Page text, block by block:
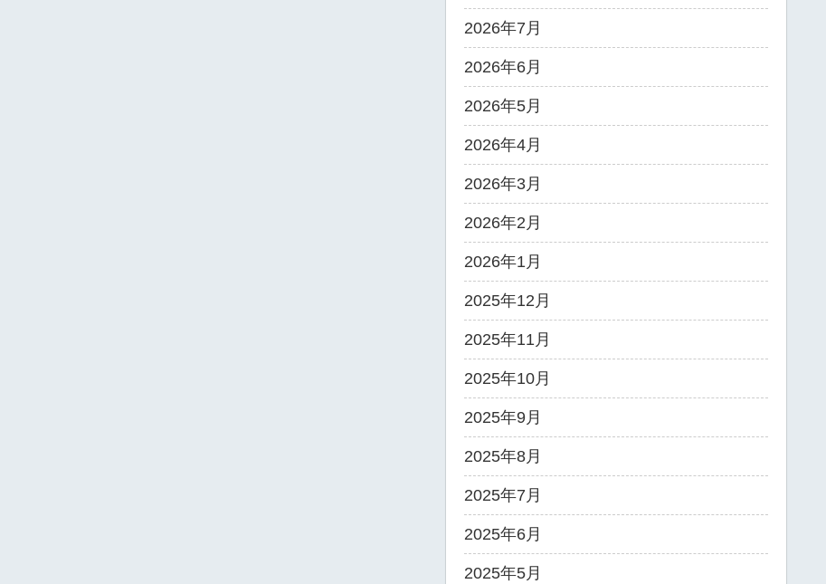
2026年7月
2026年6月
2026年5月
2026年4月
2026年3月
2026年2月
2026年1月
2025年12月
2025年11月
2025年10月
2025年9月
2025年8月
2025年7月
2025年6月
2025年5月